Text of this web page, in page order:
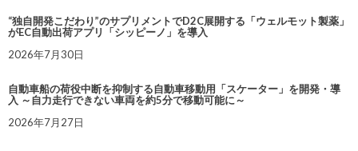
“独自開発こだわり”のサプリメントでD2C展開する「ウェルモット製薬」
がEC自動出荷アプリ「シッピーノ」を導入
2026年7月30日
自動車船の荷役中断を抑制する自動車移動用「スケーター」を開発・導
入 ～自力走行できない車両を約5分で移動可能に～
2026年7月27日